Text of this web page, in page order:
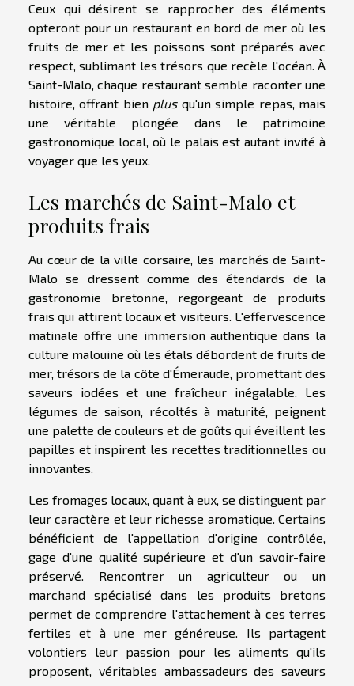
Ceux qui désirent se rapprocher des éléments
opteront pour un restaurant en bord de mer où les
fruits de mer et les poissons sont préparés avec
respect, sublimant les trésors que recèle l'océan. À
Saint-Malo, chaque restaurant semble raconter une
histoire, offrant bien plusqu'un simple repas, mais
une véritable plongée dans le patrimoine
gastronomique local, où le palais est autant invité à
voyager que les yeux.
Les marchés de Saint-Malo et
produits frais
Au cœur de la ville corsaire, les marchés de Saint-
Malo se dressent comme des étendards de la
gastronomie bretonne, regorgeant de produits
frais qui attirent locaux et visiteurs. L'effervescence
matinale offre une immersion authentique dans la
culture malouine où les étals débordent de fruits de
mer, trésors de la côte d'Émeraude, promettant des
saveurs iodées et une fraîcheur inégalable. Les
légumes de saison, récoltés à maturité, peignent
une palette de couleurs et de goûts qui éveillent les
papilles et inspirent les recettes traditionnelles ou
innovantes.
Les fromages locaux, quant à eux, se distinguent par
leur caractère et leur richesse aromatique. Certains
bénéficient de l'appellation d'origine contrôlée,
gage d'une qualité supérieure et d'un savoir-faire
préservé. Rencontrer un agriculteur ou un
marchand spécialisé dans les produits bretons
permet de comprendre l'attachement à ces terres
fertiles et à une mer généreuse. Ils partagent
volontiers leur passion pour les aliments qu'ils
proposent, véritables ambassadeurs des saveurs